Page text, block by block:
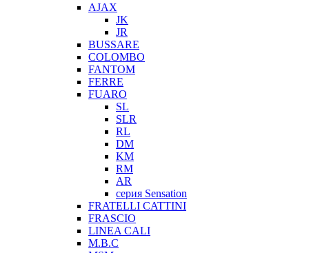
AJAX
JK
JR
BUSSARE
COLOMBO
FANTOM
FERRE
FUARO
SL
SLR
RL
DM
KM
RM
AR
серия Sensation
FRATELLI CATTINI
FRASCIO
LINEA CALI
M.B.C